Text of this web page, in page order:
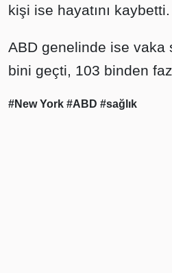
kişi ise hayatını kaybetti.
ABD genelinde ise vaka
bini geçti, 103 binden
#New York #ABD #sağlık